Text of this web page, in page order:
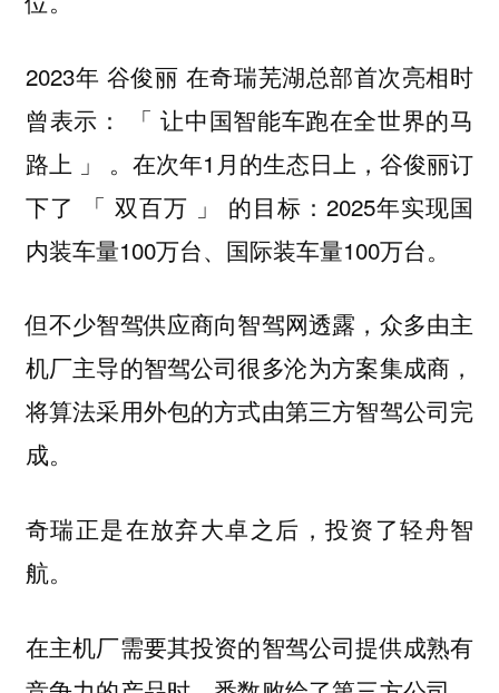
2023年 谷俊丽 在奇瑞芜湖总部首次亮相时
曾表示： 「 让中国智能车跑在全世界的马
路上 」 。在次年1月的生态日上，谷俊丽订
下了 「 双百万 」 的目标：2025年实现国
内装车量100万台、国际装车量100万台。
但不少智驾供应商向智驾网透露，众多由主
机厂主导的智驾公司很多沦为方案集成商，
将算法采用外包的方式由第三方智驾公司完
成。
奇瑞正是在放弃大卓之后，投资了轻舟智
航。
在主机厂需要其投资的智驾公司提供成熟有